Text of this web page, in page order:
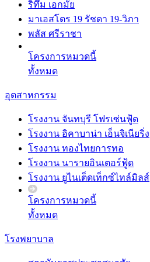
ริทึ่ม เอกมัย
มาเอสโตร 19 รัชดา 19-วิภา
พลัส ศรีราชา
โครงการหมวดนี้
ทั้งหมด
อุตสาหกรรม
โรงงาน จันทบุรี โฟรเซ่นฟู้ด
โรงงาน อิคาบาน่า เอ็นจิเนียริ่ง
โรงงาน ทองไทยการทอ
โรงงาน นารายอินเตอร์ฟู้ด
โรงงาน ยูไนเต็ดเท็กซ์ไทล์มิลส์
โครงการหมวดนี้
ทั้งหมด
โรงพยาบาล